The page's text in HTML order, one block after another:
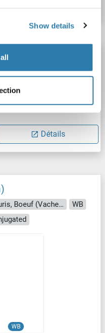
Show details
WB, ELISA, IHC
Détails
Reactivité: Humain, Souris, Boeuf (Vache), Chien, Cheval, Porc, Lapin, Rat
WB
WB